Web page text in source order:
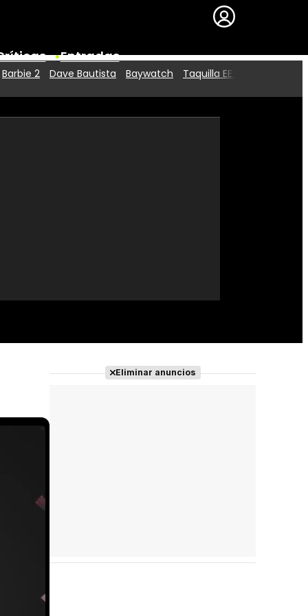
Entradas
Premios
Barbie 2 Dave Bautista Baywatch Taquilla EE.UU.
Eliminar anuncios